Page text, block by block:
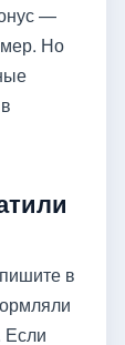
—
Но
в
Если